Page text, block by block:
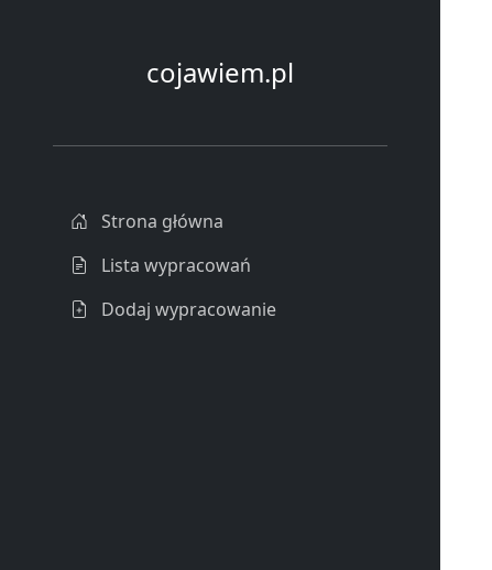
cojawiem.pl
Strona główna
Lista wypracowań
Dodaj wypracowanie